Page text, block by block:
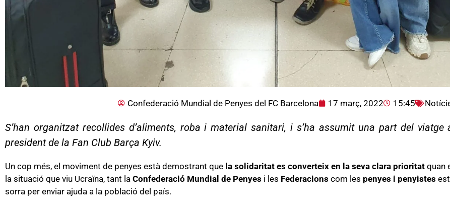
Confederació Mundial de Penyes del FC Barcelona 17 març, 2022 15:45
S’han organitzat recollides d’aliments, roba i material sanitari, i s’ha assumit una part del
president de la Fan Club Barça Kyiv.
Un cop més, el moviment de penyes està demostrant que la solidaritat es converteix en la seva clara prioritat quan
la situació que viu Ucraïna, tant la Confederació Mundial de Penyes i les Federacions com les penyes i penyistes
sorra per enviar ajuda a la població del país.